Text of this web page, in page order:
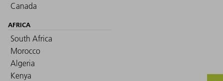
Canada
AFRICA
South Africa
Morocco
Algeria
Kenya